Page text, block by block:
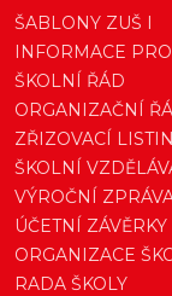
ŠABLONY ZUŠ I
INFORMACE
ŠKOLNÍ ŘÁD
ORGANIZAČNÍ
ZŘIZOVACÍ
ŠKOLNÍ
VÝROČNÍ
ÚČETNÍ ZÁVĚRKY
ORGANIZACE
RADA ŠKOLY